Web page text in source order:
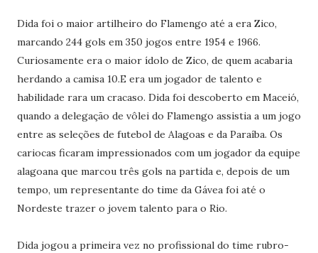
Dida foi o maior artilheiro do Flamengo até a era Zico,
marcando 244 gols em 350 jogos entre 1954 e 1966.
Curiosamente era o maior ídolo de Zico, de quem acabaria
herdando a camisa 10.E era um jogador de talento e
habilidade rara um cracaso. Dida foi descoberto em Maceió,
quando a delegação de vôlei do Flamengo assistia a um jogo
entre as seleções de futebol de Alagoas e da Paraíba. Os
cariocas ficaram impressionados com um jogador da equipe
alagoana que marcou três gols na partida e, depois de um
tempo, um representante do time da Gávea foi até o
Nordeste trazer o jovem talento para o Rio.
Dida jogou a primeira vez no profissional do time rubro-